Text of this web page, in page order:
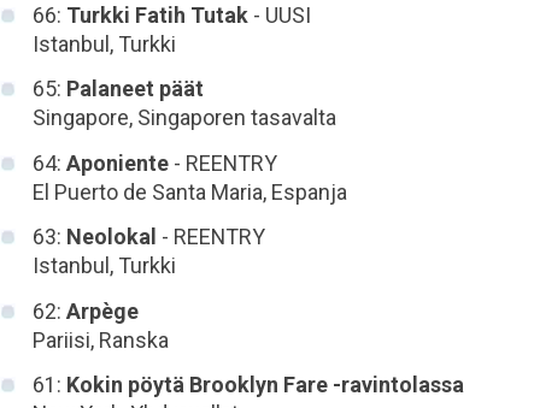
66: Turkki Fatih Tutak- UUSI
Istanbul, Turkki
65: Palaneet päät
Singapore, Singaporen tasavalta
64: Aponiente- REENTRY
El Puerto de Santa Maria, Espanja
63: Neolokal - REENTRY
Istanbul, Turkki
62: Arpège
Pariisi, Ranska
61: Kokin pöytä Brooklyn Fare -ravintolassa